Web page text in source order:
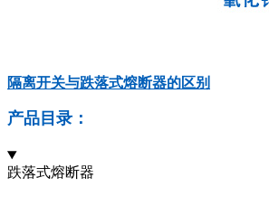
隔离开关与跌落式熔断器的区别
产品目录：
跌落式熔断器